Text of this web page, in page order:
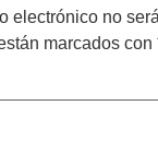
electrónico no
marcados con